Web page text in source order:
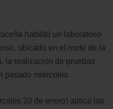
habilitó un laboratorio
ubicado en el norte de la
la realización de pruebas
pasado miércoles.
20 de enero) aplica las